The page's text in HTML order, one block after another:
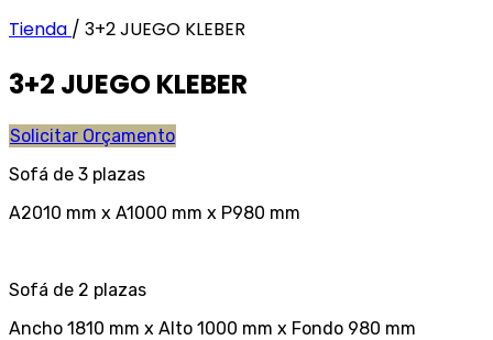
Tienda / 3+2 JUEGO KLEBER
3+2 JUEGO KLEBER
Solicitar Orçamento
Sofá de 3 plazas
A2010 mm x A1000 mm x P980 mm
Sofá de 2 plazas
Ancho 1810 mm x Alto 1000 mm x Fondo 980 mm